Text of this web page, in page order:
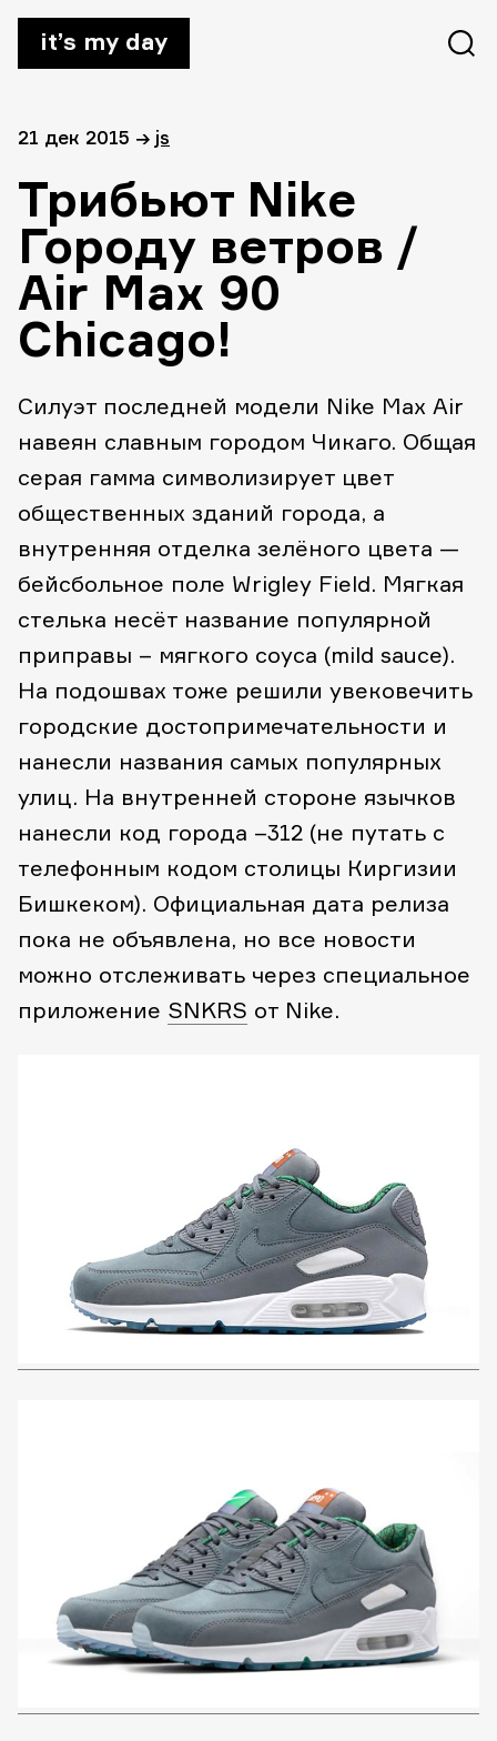
it’s my day
21 дек 2015 → js
Трибьют Nike
Городу ветров /
Air Max 90
Chicago!
Силуэт последней модели Nike Max Air
навеян славным городом Чикаго. Общая
серая гамма символизирует цвет
общественных зданий города, а
внутренняя отделка зелёного цвета —
бейсбольное поле Wrigley Field. Мягкая
стелька несёт название популярной
приправы – мягкого соуса (mild sauce).
На подошвах тоже решили увековечить
городские достопримечательности и
нанесли названия самых популярных
улиц. На внутренней стороне язычков
нанесли код города –312 (не путать с
телефонным кодом столицы Киргизии
Бишкеком). Официальная дата релиза
пока не объявлена, но все новости
можно отслеживать через специальное
приложение SNKRS от Nike.